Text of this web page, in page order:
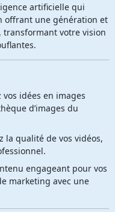
artificielle qui
offrant une génération et
transformant votre vision
idées en images
d’images du
qualité de vos vidéos,
engageant pour vos
marketing avec une